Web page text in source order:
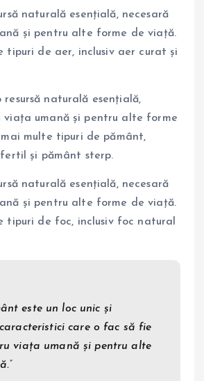
naturală esențială, necesară
și pentru alte forme de viață.
tipuri de aer, inclusiv aer curat și
resursă naturală esențială,
viața umană și pentru alte forme
multe tipuri de pământ,
și pământ sterp.
naturală esențială, necesară
și pentru alte forme de viață.
tipuri de foc, inclusiv foc natural
este un loc unic și
care o fac să fie
viața umană și pentru alte